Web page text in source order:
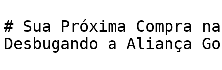
# Sua Próxima Compra
Desbugando a Aliança